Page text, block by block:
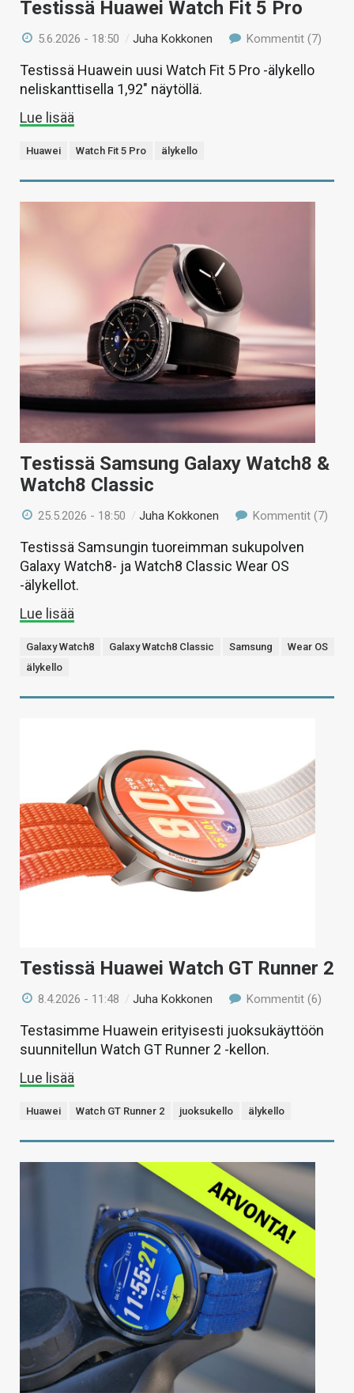
Testissä Huawei Watch Fit 5 Pro
5.6.2026 - 18:50 /Juha Kokkonen Kommentit (7)
Testissä Huawein uusi Watch Fit 5 Pro -älykello
neliskanttisella 1,92″ näytöllä.
Lue lisää
Huawei Watch Fit 5 Pro älykello
Testissä Samsung Galaxy Watch8 &
Watch8 Classic
25.5.2026 - 18:50 /Juha Kokkonen Kommentit (7)
Testissä Samsungin tuoreimman sukupolven
Galaxy Watch8- ja Watch8 Classic Wear OS
-älykellot.
Lue lisää
Galaxy Watch8 Galaxy Watch8 Classic Samsung
Wear OS
älykello
Testissä Huawei Watch GT Runner 2
8.4.2026 - 11:48 /Juha Kokkonen Kommentit (6)
Testasimme Huawein erityisesti juoksukäyttöön
suunnitellun Watch GT Runner 2 -kellon.
Lue lisää
Huawei Watch GT Runner 2 juoksukello älykello